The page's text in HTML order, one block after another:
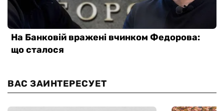
ВАС ЗАИНТЕРЕСУЕТ